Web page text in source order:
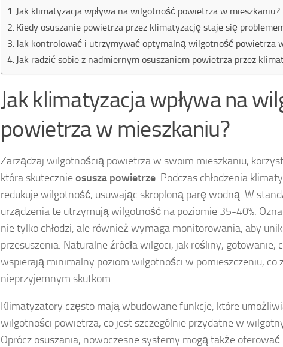
Jak klimatyzacja wpływa na wilgotność powietrza w mieszkaniu?
Kiedy osuszanie powietrza przez klimatyzację staje się
Jak kontrolować i utrzymywać optymalną wilgotność powietrza
Jak radzić sobie z nadmiernym osuszaniem powietrza przez
Jak klimatyzacja wpływa na
powietrza w mieszkaniu?
Zarządzaj wilgotnością powietrza w swoim mieszkaniu,
która skutecznieosusza powietrze. Podczas chłodzenia
redukuje wilgotność, usuwając skroploną parę wodną. W
urządzenia te utrzymują wilgotność na poziomie 35-40%.
nie tylko chłodzi, ale również wymaga monitorowania, aby
przesuszenia. Naturalne źródła wilgoci, jak rośliny, gotowanie,
wspierają minimalny poziom wilgotności w pomieszczeniu, co
nieprzyjemnym skutkom.
Klimatyzatory często mają wbudowane funkcje, które
wilgotności powietrza, co jest szczególnie przydatne w
Oprócz osuszania, nowoczesne systemy mogą także